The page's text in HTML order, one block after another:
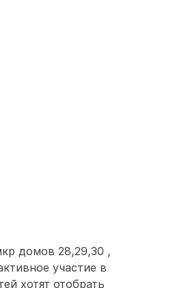
домов 28,29,30 ,
участие в
хотят отобрать